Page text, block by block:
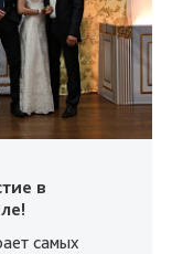
в
самых